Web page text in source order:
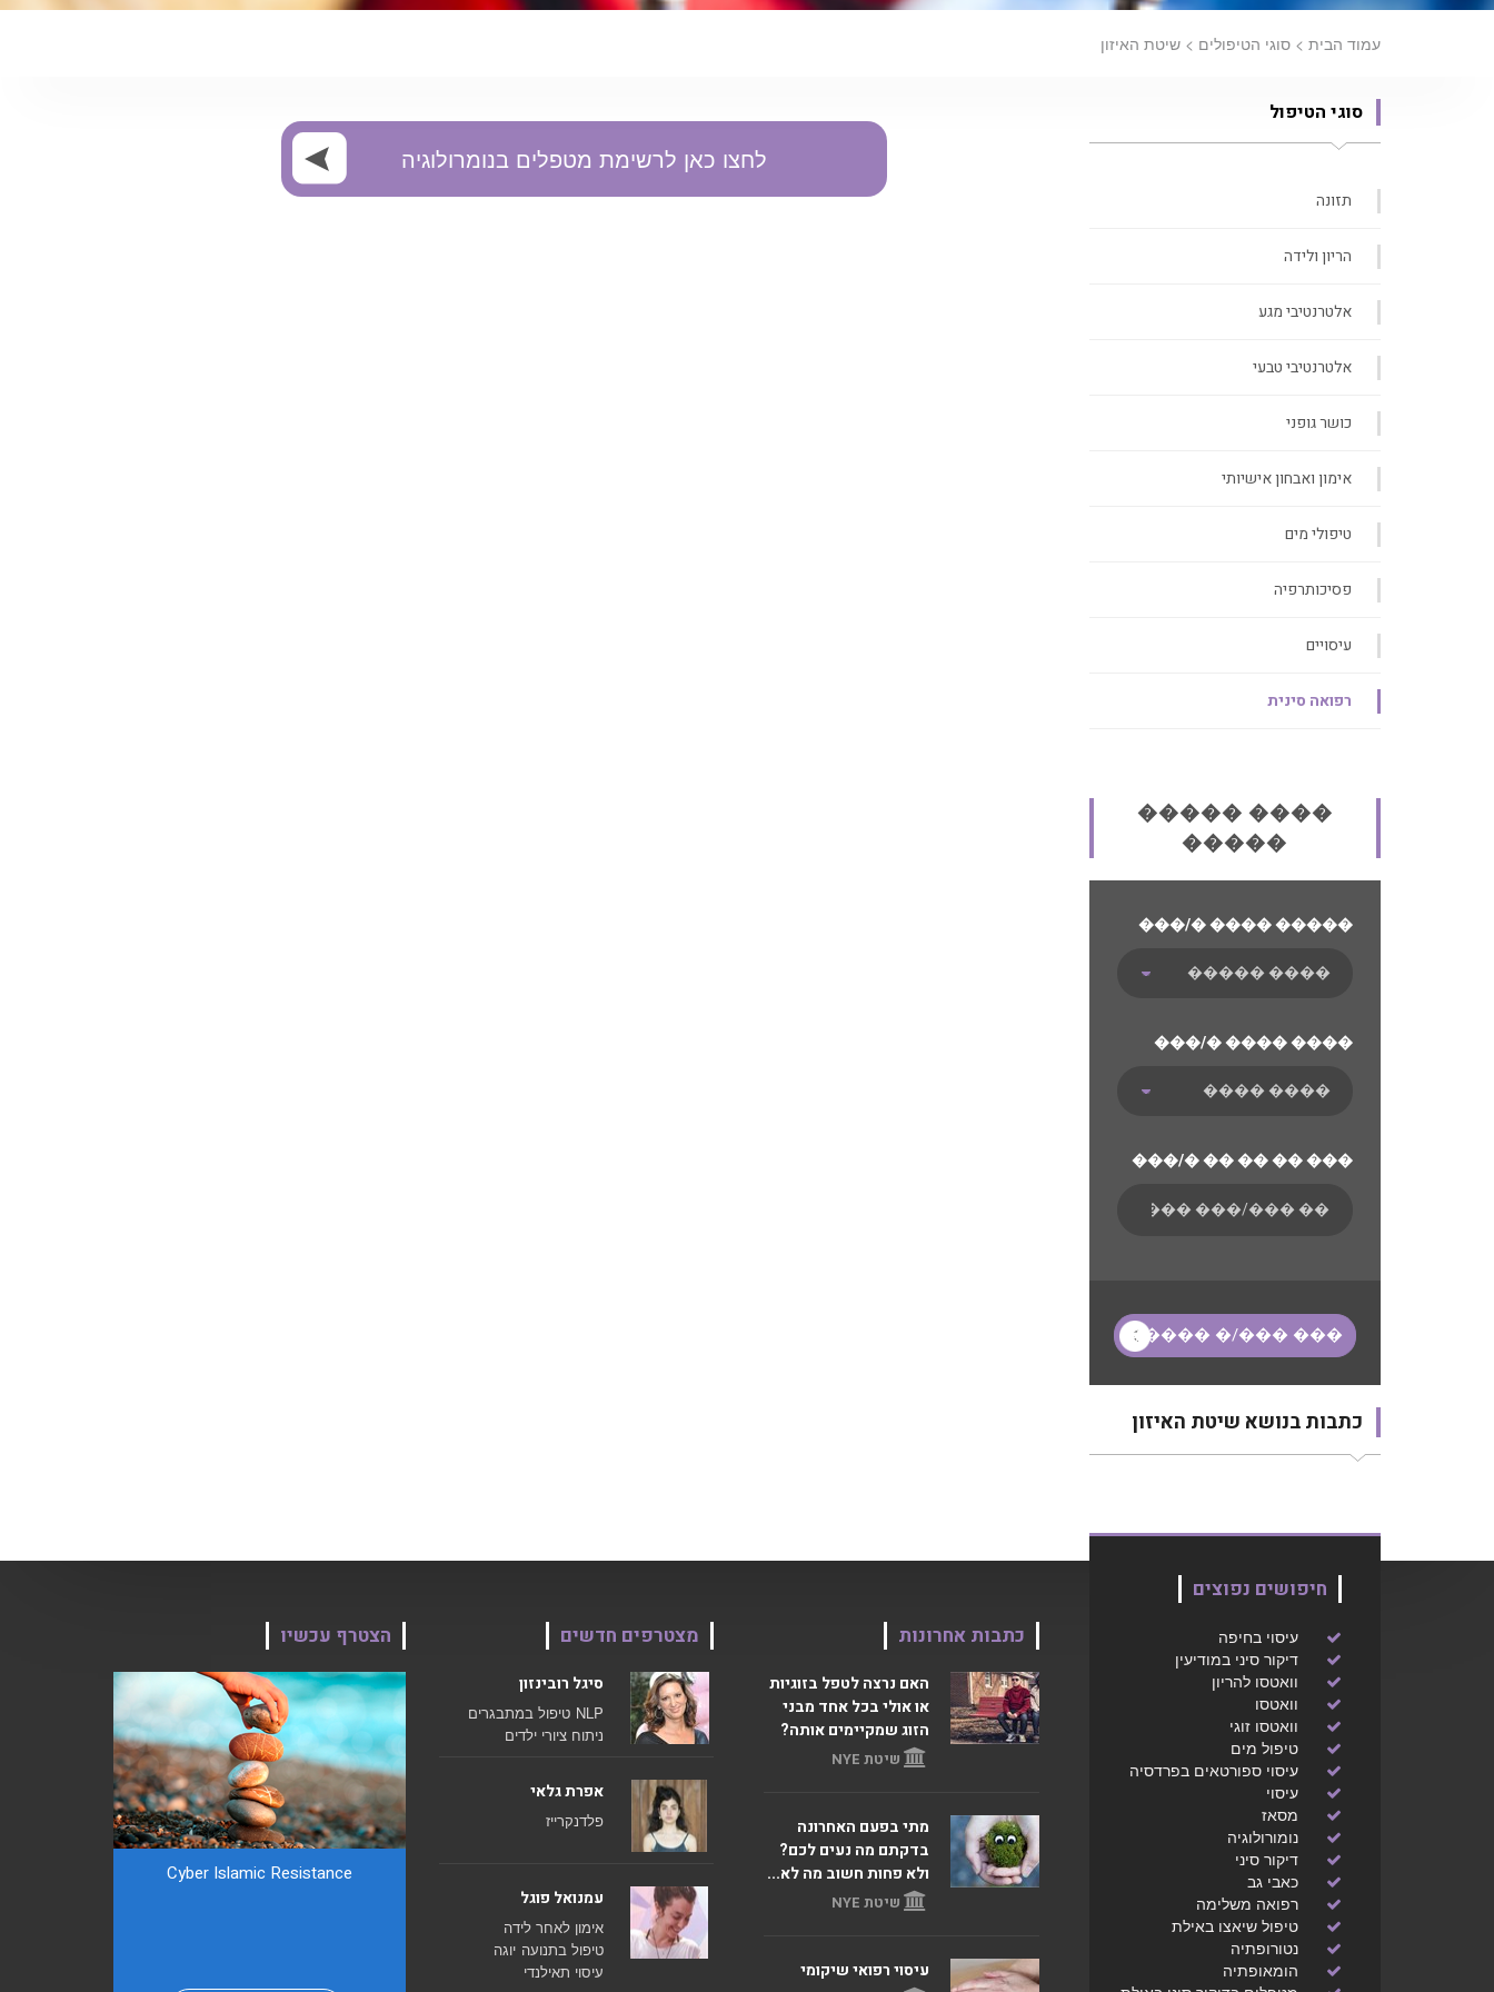
עמוד הבית > סוגי הטיפולים > שיטת האיזון
לחצו כאן לרשימת מטפלים בנומרולוגיה
סוגי הטיפול
תזונה
הריון ולידה
אלטרנטיבי מגע
אלטרנטיבי טבעי
כושר גופני
אימון ואבחון אישיותי
טיפולי מים
פסיכותרפיה
עיסויים
רפואה סינית
����� ����
�����
���/� ���� �����
���/� ���� ����
���/� �� �� �� ���
כתבות בנושא שיטת האיזון
חיפושים נפוצים
עיסוי בחיפה
דיקור סיני במודיעין
וואטסו להריון
וואטסו
וואטסו זוגי
טיפול מים
עיסוי ספורטאים בפרדסיה
עיסוי
מסאז
נומורולוגיה
דיקור סיני
כאבי גב
רפואה משלימה
טיפול שיאצו באילת
נטורופתיה
הומאופתיה
כתבות אחרונות
האם נרצה לטפל בזוגיות
או אולי בכל אחד מבני
הזוג שמקיימים אותה?
שיטת NYE
מתי בפעם האחרונה
בדקתם מה נעים לכם?
ולא פחות חשוב מה לא...
שיטת NYE
עיסוי רפואי שיקומי
מצטרפים חדשים
סיגל רובינזון
NLP טיפול במתבגרים
ניתוח ציורי ילדים
אפרת גלאי
פלדנקרייז
עמנואל פוגל
אימון לאחר לידה
טיפול בתנועה יוגה
עיסוי תאילנדי
הצטרף עכשיו
Cyber ​​Islamic Resistance